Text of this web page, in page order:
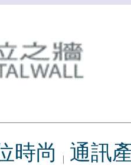
時尚 通訊